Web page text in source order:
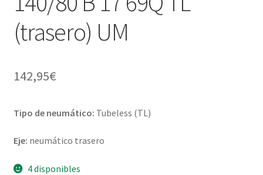
(trasero) UM
142,95€
Tipo de neumático: Tubeless (TL)
Eje: neumático trasero
4 disponibles